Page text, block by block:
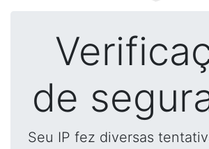
de
Seu IP fez diversas